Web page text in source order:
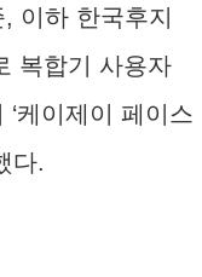
이하 한국후지
복합기 사용자
케이제이 페이스
다.